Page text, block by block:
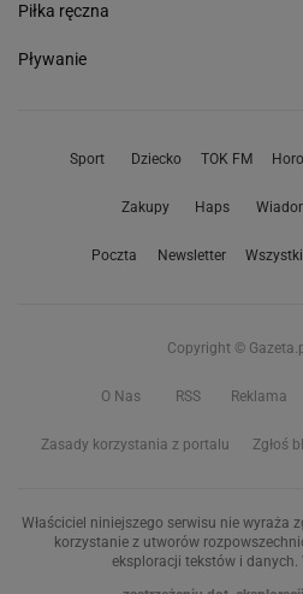
Piłka ręczna
Pływanie
Sport Dziecko TOK FM
Zakupy Haps
Poczta Newsletter
Copyright ©
O Nas RSS Reklama
Zasady korzystania z portalu Zgłoś
Właściciel niniejszego serwisu nie wyraża
korzystanie z utworów
eksploracji tekstów i